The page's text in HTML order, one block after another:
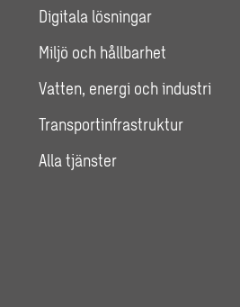
Digitala lösningar
Miljö och hållbarhet
Vatten, energi och industri
Transportinfrastruktur
Alla tjänster